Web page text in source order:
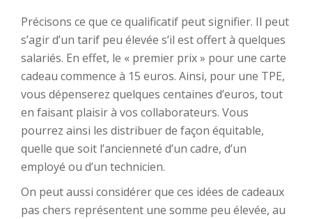
Précisons ce que ce qualificatif peut signifier. Il peut
s’agir d’un tarif peu élevée s’il est offert à quelques
salariés. En effet, le « premier prix » pour une carte
cadeau commence à 15 euros. Ainsi, pour une TPE,
vous dépenserez quelques centaines d’euros, tout
en faisant plaisir à vos collaborateurs. Vous
pourrez ainsi les distribuer de façon équitable,
quelle que soit l’ancienneté d’un cadre, d’un
employé ou d’un technicien.
On peut aussi considérer que ces idées de cadeaux
pas chers représentent une somme peu élevée, au